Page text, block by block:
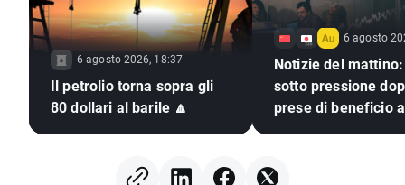
6 agosto 2026, 18:37
Il petrolio torna sopra gli
80 dollari al barile 🔼
6 agosto
Notizie del
sotto pressione
prese di beneficio